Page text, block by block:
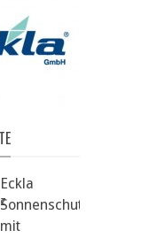
Eckla
Sonnenschutz
mit